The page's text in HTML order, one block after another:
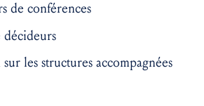
de conférences
décideurs
les structures accompagnées